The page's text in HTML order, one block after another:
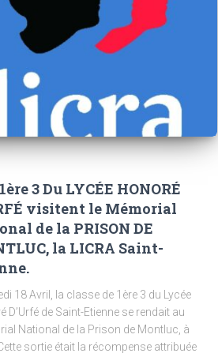
3 Du LYCÉE HONORÉ
visitent le Mémorial
de la PRISON DE
la LICRA Saint-
18 Avril, la classe de 1ère 3 du Lycée
D’Urfé de Saint-Etienne se rendait au
National de la Prison de Montluc, à
sortie était la récompense attribuée